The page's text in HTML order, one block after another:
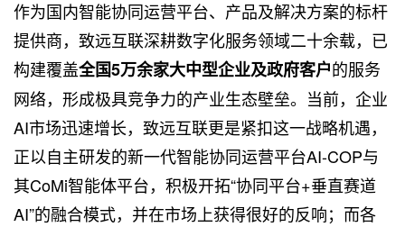
作为国内智能协同运营平台、产品及解决方案的标杆
提供商，致远互联深耕数字化服务领域二十余载，已
构建覆盖全国5万余家大中型企业及政府客户的服务
网络，形成极具竞争力的产业生态壁垒。当前，企业
AI市场迅速增长，致远互联更是紧扣这一战略机遇，
正以自主研发的新一代智能协同运营平台AI-COP与
其CoMi智能体平台，积极开拓“协同平台+垂直赛道
AI”的融合模式，并在市场上获得很好的反响；而各